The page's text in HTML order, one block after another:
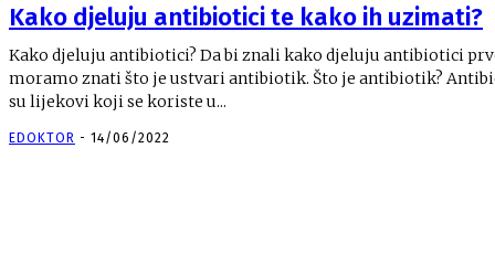
Kako djeluju antibiotici te kako ih uzimati?
Kako djeluju antibiotici? Da bi znali kako djeluju antibiotici
moramo znati što je ustvari antibiotik. Što je antibiotik?
su lijekovi koji se koriste u...
EDOKTOR - 14/06/2022